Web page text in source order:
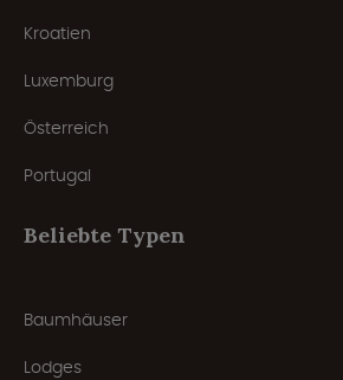
Kroatien
Luxemburg
Österreich
Portugal
Beliebte Typen
Baumhäuser
Lodges